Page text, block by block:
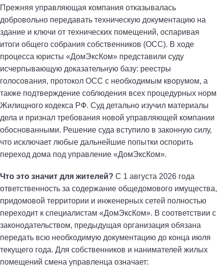
Прежняя управляющая компания отказывалась
добровольно передавать техническую документацию на
здание и ключи от технических помещений, оспаривая
итоги общего собрания собственников (ОСС). В ходе
процесса юристы «ДомЭксКом» представили суду
исчерпывающую доказательную базу: реестры
голосования, протокол ОСС с необходимым кворумом, а
также подтверждение соблюдения всех процедурных норм
Жилищного кодекса РФ. Суд детально изучил материалы
дела и признал требования новой управляющей компании
обоснованными. Решение суда вступило в законную силу,
что исключает любые дальнейшие попытки оспорить
переход дома под управление «ДомЭксКом».
Что это значит для жителей? С 1 августа 2026 года
ответственность за содержание общедомового имущества,
придомовой территории и инженерных сетей полностью
переходит к специалистам «ДомЭксКом». В соответствии с
законодательством, предыдущая организация обязана
передать всю необходимую документацию до конца июля
текущего года. Для собственников и нанимателей жилых
помещений смена управленца означает: